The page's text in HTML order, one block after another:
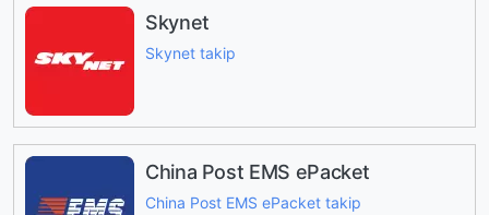
Skynet
Skynet takip
China Post EMS ePacket
China Post EMS ePacket takip